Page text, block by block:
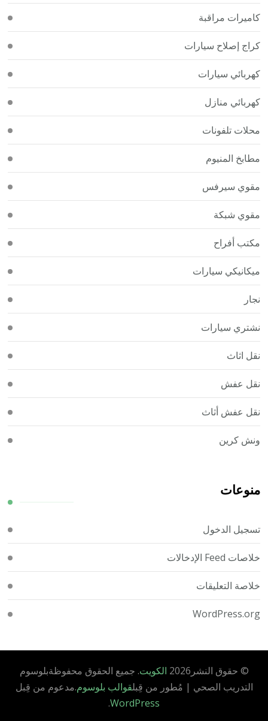
كاميرات مراقبة
كراج إصلاح سيارات
كهربائي سيارات
كهربائي منازل
محلات تلفونات
مطابخ المنيوم
مقوي سيرفس
مقوي شبكة
مكتب أفراح
ميكانيكي سيارات
نجار
نشتري سيارات
نقل اثاث
نقل عفش
نقل عفش أثاث
ونش كرين
منوعات
تسجيل الدخول
خلاصات Feed الإدخالات
خلاصة التعليقات
WordPress.org
© حقوق النشر2026 الكويت. جميع الحقوق محفوظةبلوسوم
التدريب الصحي | مُطور من قِبلقوالب بلوسوم.مدعوم من قِبل
WordPress
.